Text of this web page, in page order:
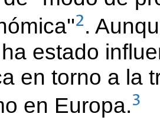
2.
estado
en torno a la
en Europa.3